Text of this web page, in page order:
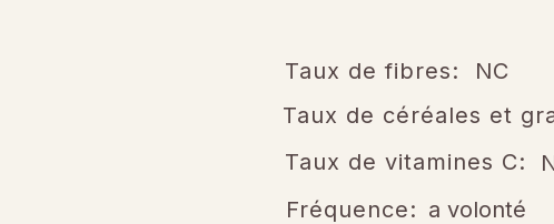
Taux de fibres:
NC
Taux de céréales et
Taux de vitamines C:
a volonté
Fréquence: